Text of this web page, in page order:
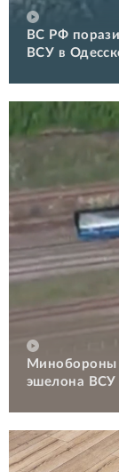
ВС РФ
ВСУ в
Минобороны
эшелона ВСУ